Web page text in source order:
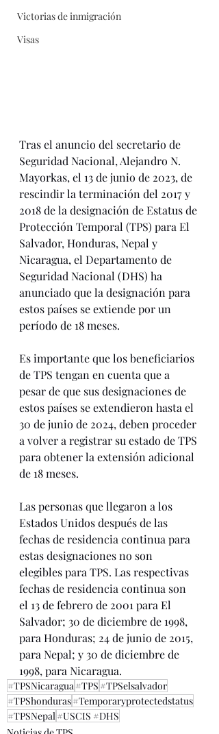
Victorias de inmigración
Visas
Tras el anuncio del secretario de
Seguridad Nacional, Alejandro N.
Mayorkas, el 13 de junio de 2023, de
rescindir la terminación del 2017 y
2018 de la designación de Estatus de
Protección Temporal (TPS) para El
Salvador, Honduras, Nepal y
Nicaragua, el Departamento de
Seguridad Nacional (DHS) ha
anunciado que la designación para
estos países se extiende por un
período de 18 meses.
Es importante que los beneficiarios
de TPS tengan en cuenta que a
pesar de que sus designaciones de
estos países se extendieron hasta el
30 de junio de 2024, deben proceder
a volver a registrar su estado de TPS
para obtener la extensión adicional
de 18 meses.
Las personas que llegaron a los
Estados Unidos después de las
fechas de residencia continua para
estas designaciones no son
elegibles para TPS. Las respectivas
fechas de residencia continua son
el 13 de febrero de 2001 para El
Salvador; 30 de diciembre de 1998,
para Honduras; 24 de junio de 2015,
para Nepal; y 30 de diciembre de
1998, para Nicaragua.
#TPSNicaragua#TPS #TPSelsalvador
#TPShonduras#Temporaryprotectedstatus
#TPSNepal#USCIS #DHS